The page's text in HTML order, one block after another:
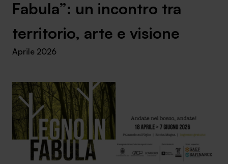
News ed eventi
Chi siamo
Contatti
Lavora con noi
Fabula”: un incontro tra
territorio, arte e visione
Aprile 2026